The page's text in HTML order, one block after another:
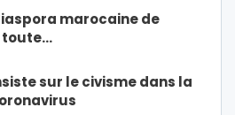
marocaine de
toute…
sur le civisme dans la